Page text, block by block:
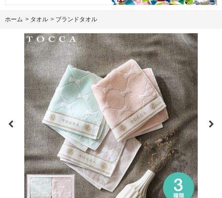
ホーム > タオル > ブランドタオル